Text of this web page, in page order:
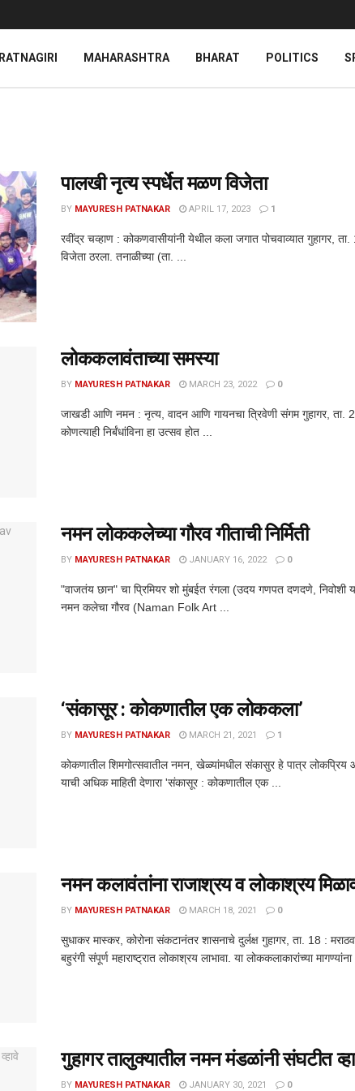
RATNAGIRI MAHARASHTRA BHARAT POLITICS
पालखी नृत्य स्पर्धेत मळण विजेता
BY MAYURESH PATNAKAR APRIL 17, 2023 1
रवींद्र चव्हाण : कोकणवासीयांनी येथील कला जगात पोचवाव्यात गुहागर,
विजेता ठरला. तनाळीच्या (ता. ...
लोककलावंताच्या समस्या
BY MAYURESH PATNAKAR MARCH 23, 2022 0
जाखडी आणि नमन : नृत्य, वादन आणि गायनचा त्रिवेणी संगम गुहागर, ता.
कोणत्याही निर्बंधांविना हा उत्सव होत ...
नमन लोककलेच्या गौरव गीताची निर्मिती
BY MAYURESH PATNAKAR JANUARY 16, 2022 0
"वाजतंय छान" चा प्रिमियर शो मुंबईत रंगला (उदय गणपत दणदणे, निवोशी
नमन कलेचा गौरव (Naman Folk Art ...
‘संकासूर : कोकणातील एक लोककला’
BY MAYURESH PATNAKAR MARCH 21, 2021 1
कोकणातील शिमगोत्सवातील नमन, खेळ्यांमधील संकासुर हे पात्र
याची अधिक माहिती देणारा 'संकासूर : कोकणातील एक ...
नमन कलावंतांना राजाश्रय व लोकाश्रय
BY MAYURESH PATNAKAR MARCH 18, 2021 0
सुधाकर मास्कर, कोरोना संकटानंतर शासनाचे दुर्लक्ष गुहागर, ता. 18 :
बहुरंगी संपूर्ण महाराष्ट्रात लोकाश्रय लाभावा. या लोककलाकारांच्या मागण्यांना
गुहागर तालुक्यातील नमन मंडळांनी संघटीत
BY MAYURESH PATNAKAR JANUARY 30, 2021 0